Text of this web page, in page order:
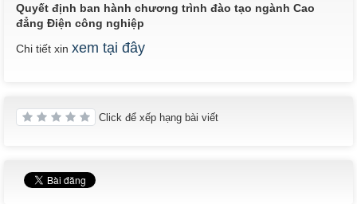
Quyết định ban hành chương trình đào tạo ngành Cao
đẳng Điện công nghiệp
Chi tiết xin xem tại đây
Click để xếp hạng bài viết